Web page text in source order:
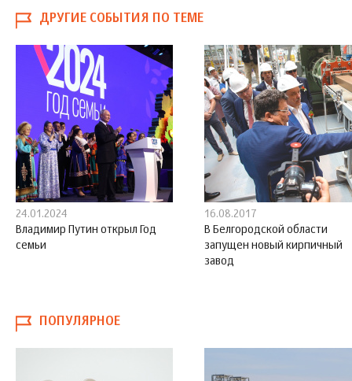
ДРУГИЕ СОБЫТИЯ ПО ТЕМЕ
24.01.2024
Владимир Путин открыл Год
семьи
16.08.2017
В Белгородской области
запущен новый кирпичный
завод
ПОПУЛЯРНОЕ